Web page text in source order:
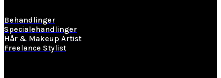
Behandlinger
Specialehandlinger
Hår & Makeup Artist
Freelance Stylist